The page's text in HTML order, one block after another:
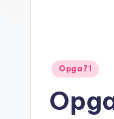
Posted
Opga71